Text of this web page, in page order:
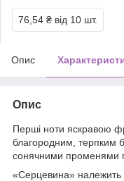
76,54 ₴ від 10 шт.
Опис
Опис
Перші ноти яскравою
благородним, терпким
сонячними променями
«Серцевина» належить